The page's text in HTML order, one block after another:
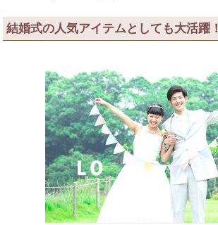
結婚式の人気アイテムとしても大活躍！